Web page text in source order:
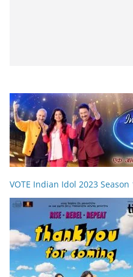
VOTE Indian Idol 2023